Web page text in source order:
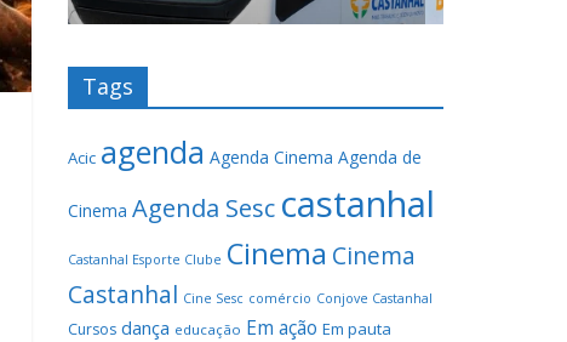
Tags
Acic agenda Agenda Cinema Agenda de
Cinema Agenda Sesc castanhal
Castanhal Esporte Clube Cinema Cinema
Castanhal Cine Sesc comércio Conjove Castanhal
Cursos dança educação Em ação Em pauta